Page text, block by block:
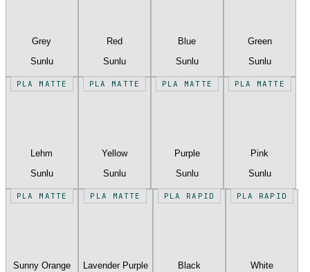
Grey
Sunlu
Red
Sunlu
Blue
Sunlu
Green
Sunlu
PLA MATTE
Lehm
Sunlu
PLA MATTE
Yellow
Sunlu
PLA MATTE
Purple
Sunlu
PLA MATTE
Pink
Sunlu
PLA MATTE
Sunny Orange
PLA MATTE
Lavender Purple
PLA RAPID
Black
PLA RAPID
White